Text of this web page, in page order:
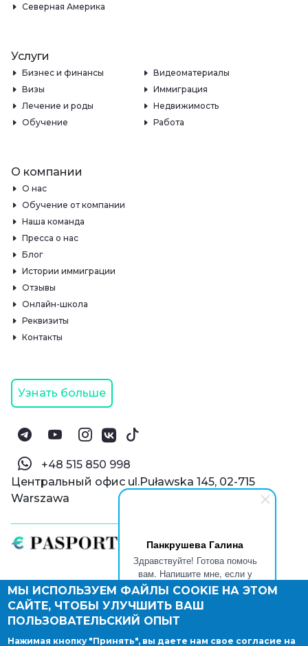
Панкрушева Галина
Здравствуйте! Готова помочь
вам. Напишите мне, если у
вас появятся вопросы.
© Паспорт Онлайн 2019—2026
Политика конфиденциальности
Оферта и конфиденциальность:РФ
Северная Америка
Услуги
Бизнес и финансы
Видеоматериалы
Визы
Иммиграция
Лечение и роды
Недвижимость
Обучение
Работа
О компании
О нас
Обучение от компании
Наша команда
Пресса о нас
Блог
Истории иммиграции
Отзывы
Онлайн-школа
Реквизиты
Контакты
Узнать больше
‪+48 515 850 998‬
Центральный офис ul.Puławska 145, 02-715
Warszawa
МЫ ИСПОЛЬЗУЕМ ФАЙЛЫ COOKIE НА ЭТОМ
САЙТЕ, ЧТОБЫ УЛУЧШИТЬ ВАШ
ПОЛЬЗОВАТЕЛЬСКИЙ ОПЫТ
Нажимая кнопку "Принять", вы даете нам свое согласие на